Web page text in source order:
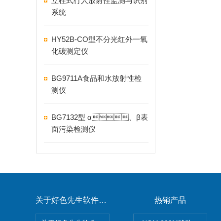
系统
HY52B-CO型不分光红外一氧
化碳测定仪
BG9711A食品和水放射性检
测仪
BG7132型 α、β表
面污染检测仪
关于好色先生软件下载 热销产品